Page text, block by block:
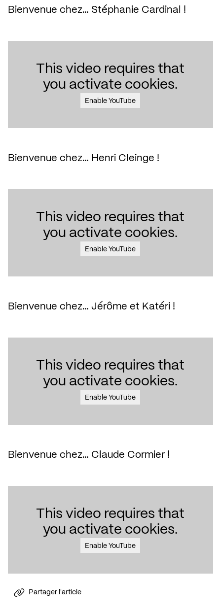
Bienvenue chez… Stéphanie Cardinal !
This video requires that
you activate cookies.
Enable YouTube
Bienvenue chez… Henri Cleinge !
This video requires that
you activate cookies.
Enable YouTube
Bienvenue chez… Jérôme et Katéri !
This video requires that
you activate cookies.
Enable YouTube
Bienvenue chez… Claude Cormier !
This video requires that
you activate cookies.
Enable YouTube
Partager l'article